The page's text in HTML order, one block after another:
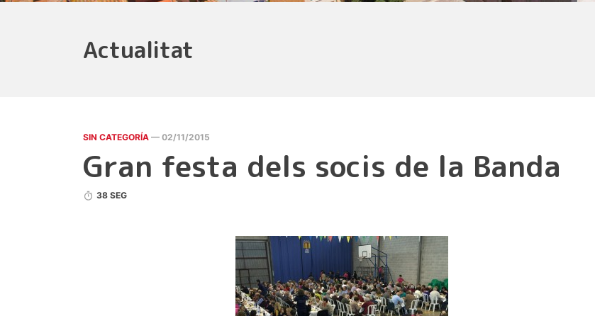
Actualitat
SIN CATEGORÍA — 02/11/2015
Gran festa dels socis de la Banda
38 SEG